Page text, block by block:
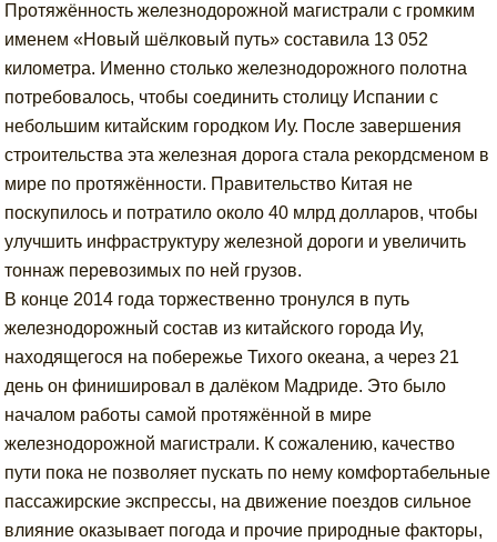
Протяжённость железнодорожной магистрали с громким
именем «Новый шёлковый путь» составила 13 052
километра. Именно столько железнодорожного полотна
потребовалось, чтобы соединить столицу Испании с
небольшим китайским городком Иу. После завершения
строительства эта железная дорога стала рекордсменом в
мире по протяжённости. Правительство Китая не
поскупилось и потратило около 40 млрд долларов, чтобы
улучшить инфраструктуру железной дороги и увеличить
тоннаж перевозимых по ней грузов.
В конце 2014 года торжественно тронулся в путь
железнодорожный состав из китайского города Иу,
находящегося на побережье Тихого океана, а через 21
день он финишировал в далёком Мадриде. Это было
началом работы самой протяжённой в мире
железнодорожной магистрали. К сожалению, качество
пути пока не позволяет пускать по нему комфортабельные
пассажирские экспрессы, на движение поездов сильное
влияние оказывает погода и прочие природные факторы,